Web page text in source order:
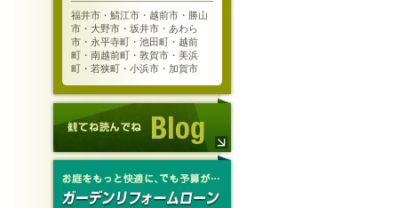
福井市・鯖江市・越前市・勝山
市・大野市・坂井市・あわら
市・永平寺町・池田町・越前
町・南越前町・敦賀市・美浜
町・若狭町・小浜市・加賀市